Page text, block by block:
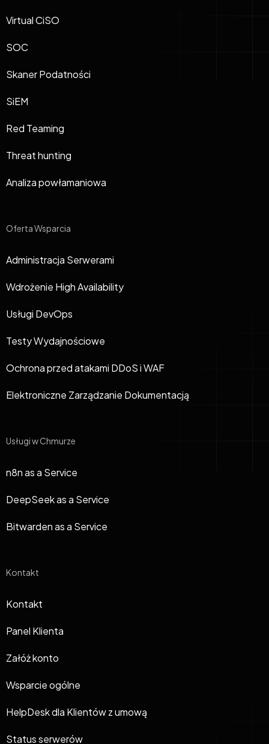
Virtual CiSO
SOC
Skaner Podatności
SiEM
Red Teaming
Threat hunting
Analiza powłamaniowa
Oferta Wsparcia
Administracja Serwerami
Wdrożenie High Availability
Usługi DevOps
Testy Wydajnościowe
Ochrona przed atakami DDoS i WAF
Elektroniczne Zarządzanie Dokumentacją
Usługi w Chmurze
n8n as a Service
DeepSeek as a Service
Bitwarden as a Service
Kontakt
Kontakt
Panel Klienta
Załóż konto
Wsparcie ogólne
HelpDesk dla Klientów z umową
Status serwerów